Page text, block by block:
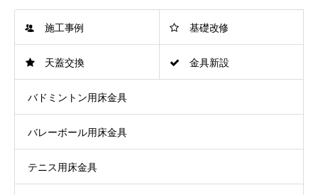
施工事例 基礎改修
天蓋交換 金具新設
バドミントン用床金具
バレーボール用床金具
テニス用床金具